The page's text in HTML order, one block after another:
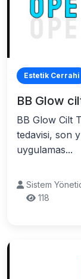
Estetik Cerrahi
BB Glow
BB Glow Cilt
tedavisi, son
uygulamas...
Sistem
118